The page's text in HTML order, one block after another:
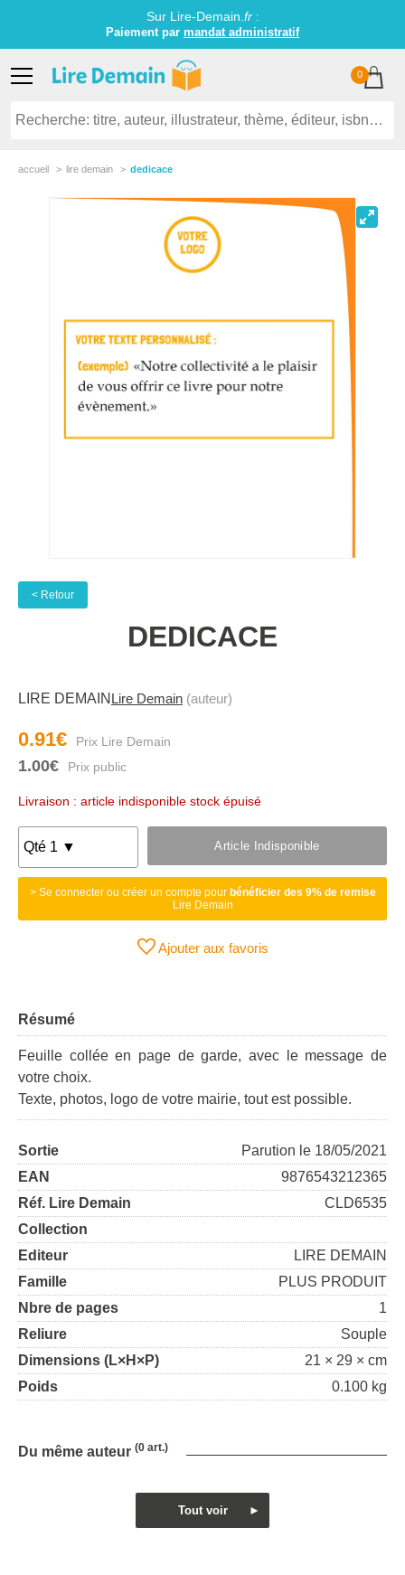
Sur Lire-Demain. fr:
Paiement par mandat administratif
0
accueil lire demain dedicace
< Retour
DEDICACE
LIRE DEMAIN Lire Demain (auteur)
0.91€
1.00€
Livraison : article indisponible stock épuisé
Article Indisponible
> Se connecter ou créer un compte pour bénéficier des 9% de remise
Lire Demain
Ajouter aux favoris
Résumé
Feuille collée en page de garde, avec le message de
votre choix.
Texte, photos, logo de votre mairie, tout est possible.
Sortie
Parution le 18/05/2021
EAN
9876543212365
Réf. Lire Demain
CLD6535
Collection
Editeur
LIRE DEMAIN
Famille
PLUS PRODUIT
Nbre de pages
1
Reliure
Souple
Dimensions (L×H×P)
21 × 29 × cm
Poids
0.100 kg
Du même auteur (0 art.)